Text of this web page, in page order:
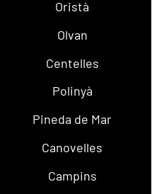
Oristà
Olvan
Centelles
Polinyà
Pineda de Mar
Canovelles
Campins